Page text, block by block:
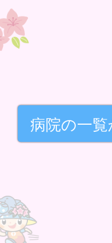
病院の一